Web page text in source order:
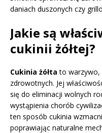
daniach duszonych czy
Jakie są
cukinii żółtej?
Cukinia żółta to warzywo,
zdrowotnych. Jej
się do eliminacji wolnych
wystąpienia chorób
ten sposób cukinia
poprawiając naturalne